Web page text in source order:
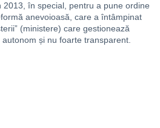
în special, pentru a pune ordine
anevoioasă, care a întâmpinat
(ministere) care gestionează
și nu foarte transparent.